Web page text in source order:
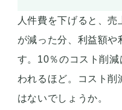
人件費を下げると、
が減った分、利益額や
す。10％のコスト削
われるほど。コスト
はないでしょうか。